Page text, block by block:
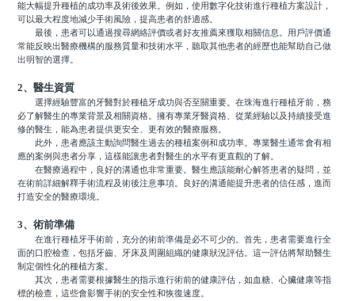
能大幅提升種植的成功率及術後效果。例如，使用數字化技術進行種植方案設計，
可以最大程度地減少手術風險，提高患者的舒適感。
最後，患者可以通過搜尋網絡評價或者好友推薦來獲取相關信息。用戶評價通
常能反映出醫療機構的服務質量和技術水平，聽取其他患者的經歷也能幫助自己做
出明智的選擇。
2、醫生資質
選擇經驗豐富的牙醫對於種植牙成功與否至關重要。在珠海進行種植牙前，務
必了解醫生的專業背景及相關資格。擁有專業牙醫資格、從業經驗以及持續接受進
修的醫生，能為患者提供更安全、更有效的醫療服務。
此外，患者應該主動詢問醫生過去的種植案例和成功率。專業醫生通常會有相
應的案例與患者分享，這樣能讓患者對醫生的水平有更直觀的了解。
在醫療過程中，良好的溝通也非常重要。醫生應該能耐心解答患者的疑問，並
在術前詳細解釋手術流程及術後注意事項。良好的溝通能提升患者的信任感，進而
打造安全的醫療環境。
3、術前準備
在進行種植牙手術前，充分的術前準備是必不可少的。首先，患者需要進行全
面的口腔檢查，包括牙齒、牙床及周圍組織的健康狀況評估。這一評估將幫助醫生
制定個性化的種植方案。
其次，患者需要根據醫生的指示進行術前的健康評估，如血糖、心臟健康等指
標的檢查，這些會影響手術的安全性和恢復速度。